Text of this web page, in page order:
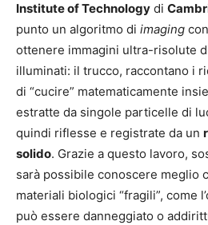
Institute of Technology di
punto un algoritmo di imaging
ottenere immagini ultra-risolute
illuminati: il trucco, raccontano i
di “cucire” matematicamente
estratte da singole particelle di
quindi riflesse e registrate da un
solido. Grazie a questo lavoro,
sarà possibile conoscere meglio
materiali biologici “fragili”, come
può essere danneggiato o